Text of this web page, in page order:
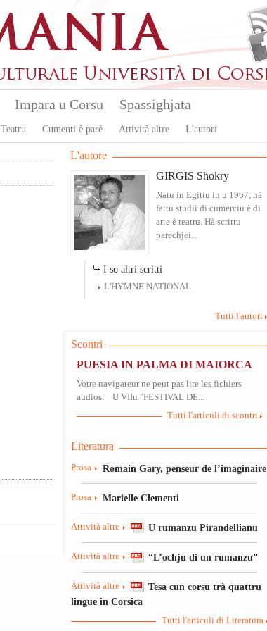
Teatru Cumenti è parè Attività altre L'autori
Impara u Corsu Spassighjata
L'autore
GIRGIS Shokry
Natu in Egittu in u 1967, hà
fattu studii di cumerciu è di
arte è teatru. Hà scrittu
parechjei...
I so altri scritti
L'HYMNE NATIONAL
Tutti l'autori
Scontri
PUESIA IN PALMA DI MAIORCA
Votre navigateur ne peut pas lire les fichiers
audios. U VIIu "FESTIVAL DE...
Tutti l'articuli di scontri
Literatura
Prosa Romain Gary, penseur de l’imaginaire
Prosa Marielle Clementi
Attività altre U rumanzu Pirandellianu
Attività altre “L’ochju di un rumanzu”
Attività altre
Tesa cun corsu trà quattru
lingue in Corsica
Tutti l'articuli di Literatura